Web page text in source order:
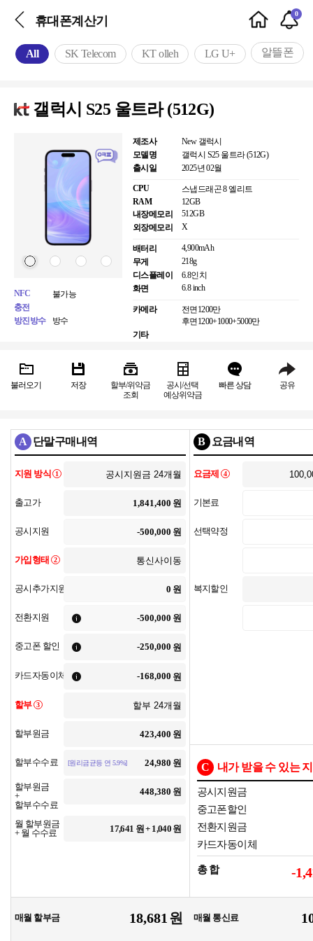
휴대폰계산기
0
All SK Telecom KT olleh LG U+ 알뜰폰
갤럭시 S25 울트라 (512G)
NFC
불가능
충전
방진방수
방수
제조사
New 갤럭시
모델명
갤럭시 S25 울트라 (512G)
출시일
2025년 02월
CPU
스냅드래곤 8 엘리트
RAM
12GB
내장메모리
512GB
외장메모리
X
배터리
4,900mAh
무게
218g
디스플레이
6.8인치
화면
6.8 inch
카메라 전면 1200만
후면 1200+1000+5000만
기타
불러오기 저장
할부/위약금
조회
공시/선택
예상위약금
빠른 상담 공유
A 단말구매내역
지원 방식 1
출고가 원
공시지원 원
가입형태 2
공시추가지원 원
전환지원 원
중고폰 할인 원
카드자동이체 원
할부 3
할부원금 원
할부수수료 [원리금균등 연 5.9%] 원
할부원금
+
할부수수료
원
월 할부원금
+ 월 수수료
17,641 원 + 1,040 원
B 요금내역
요금제 4
기본료
선택약정
복지할인
C 내가 받을 수 있는
공시지원금
중고폰할인
전환지원금
카드자동이체
총 합 -
매월 할부금 원 매월 통신료